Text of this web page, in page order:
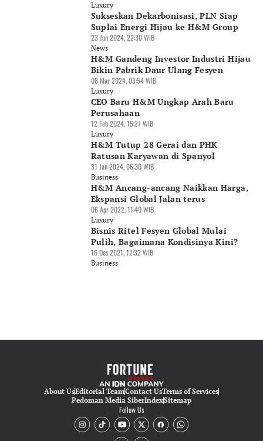
Luxury
Sukseskan Dekarbonisasi, PLN Siap
Suplai Energi Hijau ke H&M Group
23 Jun 2024, 22:30 WIB
News
H&M Gandeng Investor Industri Hijau
Bikin Pabrik Daur Ulang Fesyen
08 Mar 2024, 03:54 WIB
Luxury
CEO Baru H&M Ungkap Arah Baru
Perusahaan
12 Feb 2024, 15:27 WIB
Luxury
H&M Tutup 28 Gerai dan PHK
Ratusan Karyawan di Spanyol
31 Jan 2024, 06:30 WIB
Business
H&M Ancang-ancang Naikkan Harga,
Ekspansi Global Jalan terus
06 Apr 2022, 11:40 WIB
Luxury
Bisnis Ritel Fesyen Global Mulai
Pulih, Bagaimana Kondisinya Kini?
16 Des 2021, 12:32 WIB
Business
About UsEditorial TeamContact UsTerms of Services
Pedoman Media SiberIndexSitemap
Follow Us